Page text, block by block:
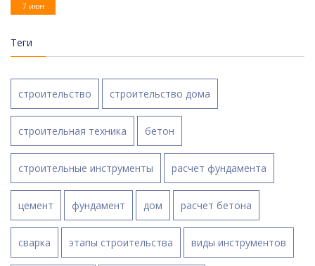
7 июн
Теги
строительство строительство дома
строительная техника бетон
строительные инструменты расчет фундамента
цемент фундамент дом расчет бетона
сварка этапы строительства виды инструментов